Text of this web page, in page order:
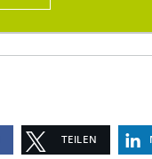
TEILEN